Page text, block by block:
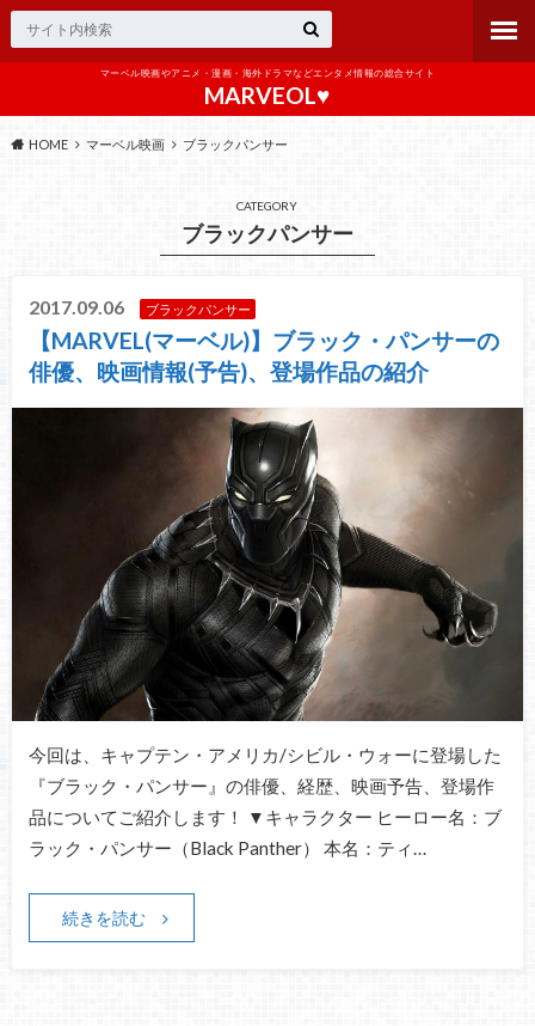
マーベル映画やアニメ・漫画・海外ドラマなどエンタメ情報の総合サイト
MARVEOL♥️
HOME マーベル映画 ブラックパンサー
CATEGORY
ブラックパンサー
2017.09.06 ブラックパンサー
【MARVEL(マーベル)】ブラック・パンサーの
俳優、映画情報(予告)、登場作品の紹介
今回は、キャプテン・アメリカ/シビル・ウォーに登場した
『ブラック・パンサー』の俳優、経歴、映画予告、登場作
品についてご紹介します！ ▼キャラクター ヒーロー名：ブ
ラック・パンサー（Black Panther） 本名：ティ…
続きを読む